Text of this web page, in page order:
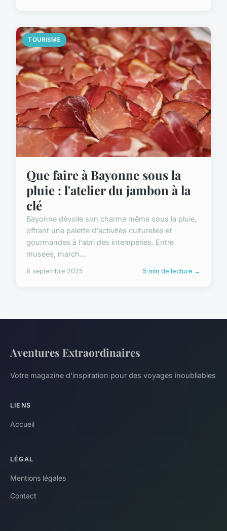
TOURISME
Que faire à Bayonne sous la
pluie : l'atelier du jambon à la
clé
Bayonne dévoile son charme même sous la pluie,
offrant une palette d'activités culturelles et
gourmandes à l'abri des intempéries. Entre
musées, march...
8 septembre 2025 5 min de lecture →
Aventures Extraordinaires
Votre magazine d'inspiration pour des voyages inoubliables
LIENS
Accueil
LÉGAL
Mentions légales
Contact